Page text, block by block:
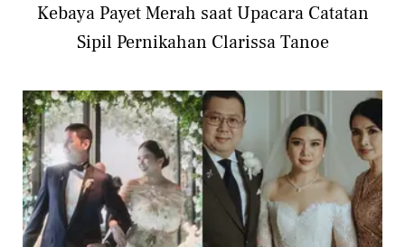
Kebaya Payet Merah saat Upacara Catatan
Sipil Pernikahan Clarissa Tanoe